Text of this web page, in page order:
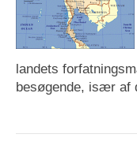
landets
besøgende, især af